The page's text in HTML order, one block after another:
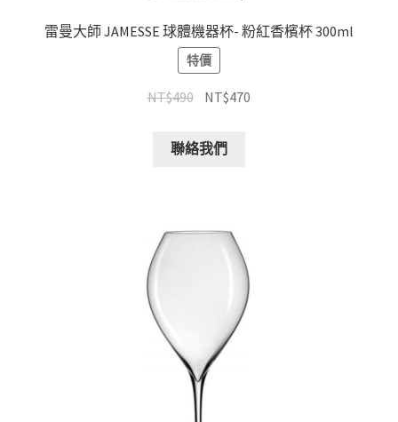
雷曼大師 JAMESSE 球體機器杯- 粉紅香檳杯 300ml
特價
NT$490 NT$470
聯絡我們